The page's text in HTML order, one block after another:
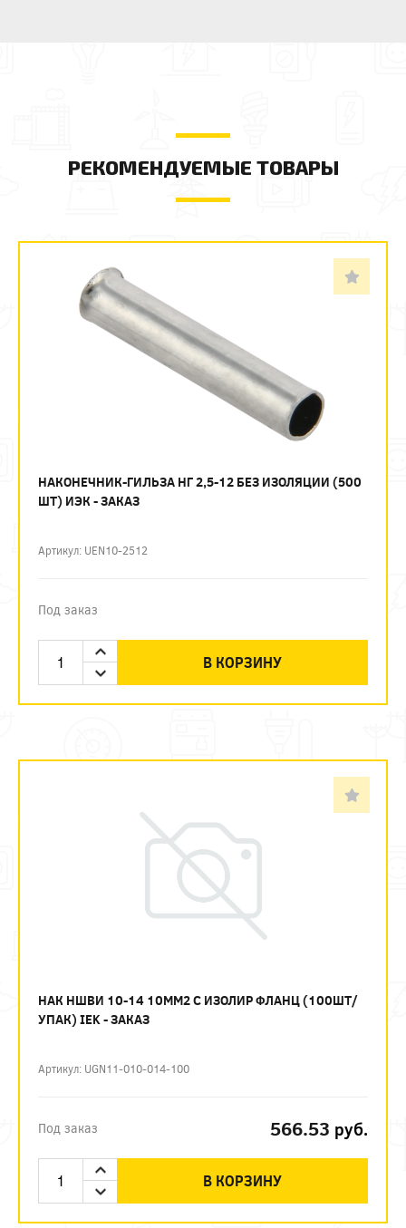
РЕКОМЕНДУЕМЫЕ ТОВАРЫ
НАКОНЕЧНИК-ГИЛЬЗА НГ 2,5-12 БЕЗ ИЗОЛЯЦИИ (500
ШТ) ИЭК - ЗАКАЗ
Артикул: UEN10-2512
Под заказ
В КОРЗИНУ
НАК НШВИ 10-14 10ММ2 С ИЗОЛИР ФЛАНЦ (100ШТ/
УПАК) IEK - ЗАКАЗ
Артикул: UGN11-010-014-100
Под заказ 566.53 руб.
В КОРЗИНУ